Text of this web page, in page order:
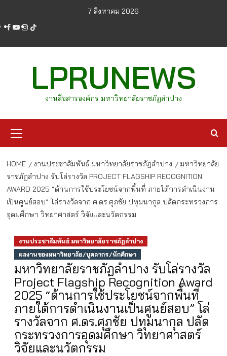
content
7 สิงหาคม 2026
facebook
youtube
instagram
tiktok
LPRUNEWS
งานสื่อสารองค์กร มหาวิทยาลัยราชภัฏลำปาง
Menu
HOME งานประชาสัมพันธ์ มหาวิทยาลัยราชภัฏลำปาง
มหาวิทยาลัย
ราชภัฏลำปาง รับโล่รางวัล PROJECT FLAGSHIP RECOGNITION
AWARD 2025 “ด้านการใช้ประโยชน์จากพื้นที่ ภายใต้การดำเนินงาน
เป็นศูนย์สอบ” โล่รางวัลจาก ศ.ดร.ศุภชัย ปทุมนากุล ปลัดกระทรวงการ
อุดมศึกษา วิทยาศาสตร์ วิจัยและนวัตกรรม
งานประชาสัมพันธ์ มหาวิทยาลัยราชภัฏลำปาง
ผลงานของมหาวิทยาลัย/บุคลากร/นักศึกษา
มหาวิทยาลัยราชภัฏลำปาง รับโล่รางวัล
Project Flagship Recognition Award
2025 “ด้านการใช้ประโยชน์จากพื้นที่
ภายใต้การดำเนินงานเป็นศูนย์สอบ” โล่
รางวัลจาก ศ.ดร.ศุภชัย ปทุมนากุล ปลัด
กระทรวงการอุดมศึกษา วิทยาศาสตร์
วิจัยและนวัตกรรม